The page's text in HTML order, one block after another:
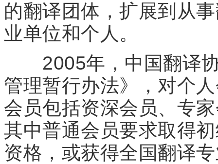
的翻译团体，扩展到从
业单位和个人。
2005年，中国翻译协
管理暂行办法》，对个
会员包括资深会员、专
其中普通会员要求取得
资格，或获得全国翻译